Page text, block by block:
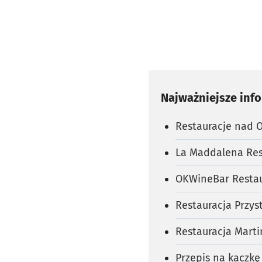
Najważniejsze
Restauracje nad
La Maddalena
OKWineBar
Restauracja
Restauracja
Przepis na